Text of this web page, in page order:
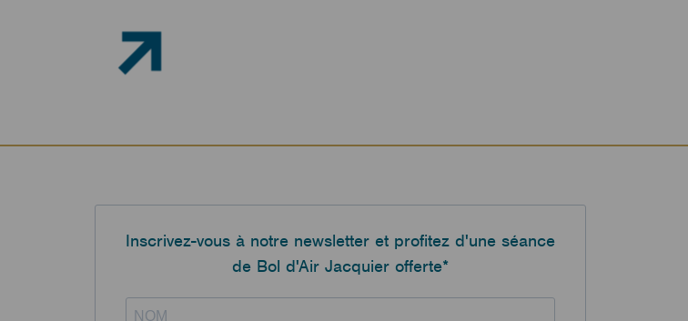
jusqu’à 72h après une séance, ce
d’optimiser son temps d’entraînement et de
Inscrivez-vous à notre newsletter et profitez d'une séance
de Bol d'Air Jacquier offerte*